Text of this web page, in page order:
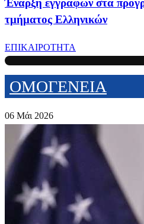
Έναρξη εγγράφων στα
τμήματος Ελληνικών
ΕΠΙΚΑΙΡΟΤΗΤΑ
ΟΜΟΓΕΝΕΙΑ
06 Μάι 2026